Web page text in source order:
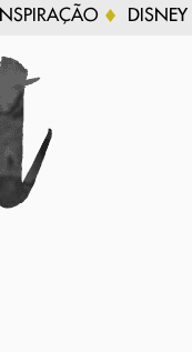
INSPIRAÇÃO DISNEY